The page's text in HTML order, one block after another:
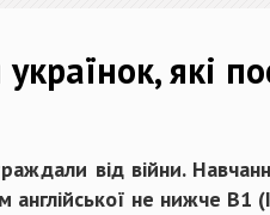
які
від війни.
англійської не нижче